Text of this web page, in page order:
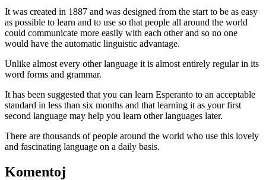
It was created in 1887 and was designed from the start to be as easy
as possible to learn and to use so that people all around the world
could communicate more easily with each other and so no one
would have the automatic linguistic advantage.
Unlike almost every other language it is almost entirely regular in its
word forms and grammar.
It has been suggested that you can learn Esperanto to an acceptable
standard in less than six months and that learning it as your first
second language may help you learn other languages later.
There are thousands of people around the world who use this lovely
and fascinating language on a daily basis.
Komentoj